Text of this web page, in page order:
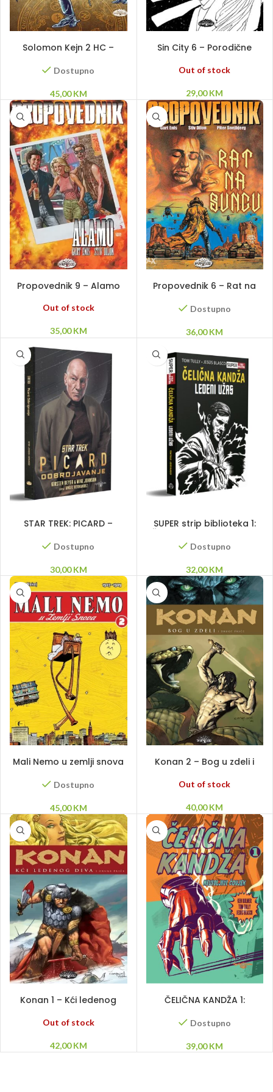
Solomon Kejn 2 HC –
Dostupno
45,00KM
Sin City 6 – Porodične
Out of stock
29,00KM
Propovednik 9 – Alamo
Out of stock
35,00KM
Propovednik 6 – Rat na
Dostupno
36,00KM
STAR TREK: PICARD –
Dostupno
30,00KM
SUPER strip biblioteka 1:
trag
Dostupno
32,00KM
Mali Nemo u zemlji snova
Dostupno
45,00KM
Konan 2 – Bog u zdeli i
Out of stock
40,00KM
Konan 1 – Kći ledenog
Out of stock
42,00KM
ČELIČNA KANDŽA 1:
Dostupno
39,00KM